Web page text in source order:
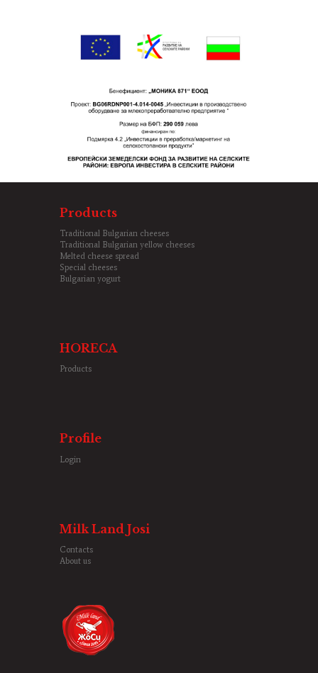
Products
Traditional Bulgarian cheeses
Traditional Bulgarian yellow cheeses
Melted cheese spread
Special cheeses
Bulgarian yogurt
HORECA
Products
Profile
Login
Milk Land Josi
Contacts
About us